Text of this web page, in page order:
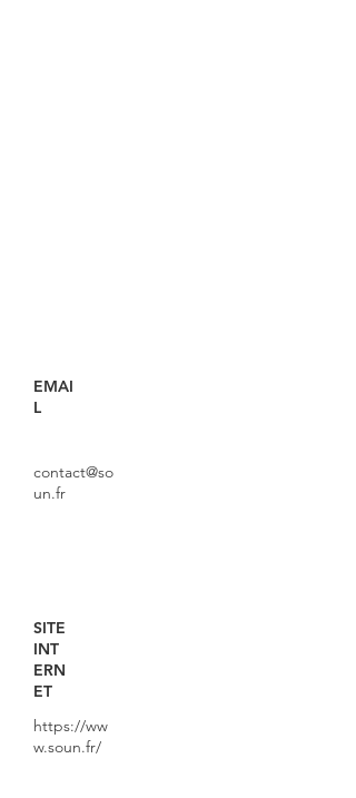
EMAI
L
contact@so
un.fr
SITE
INT
ERN
ET
https://ww
w.soun.fr/